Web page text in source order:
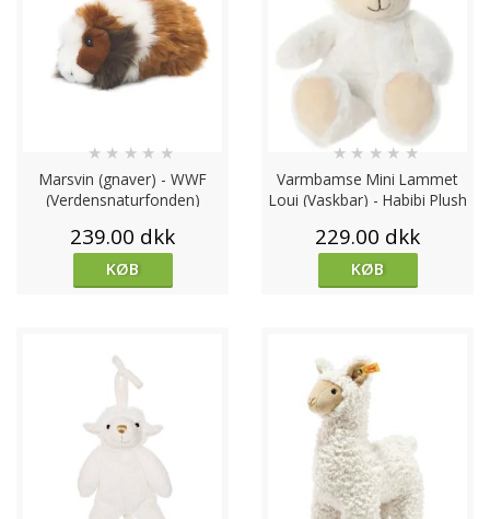
Marsvin (gnaver) - WWF
(Verdensnaturfonden)
★ ★ ★ ★ ★
239.00 dkk
KØB
Varmbamse Mini Lammet
Loui (Vaskbar) - Habibi Plush
★ ★ ★ ★ ★
229.00 dkk
KØB